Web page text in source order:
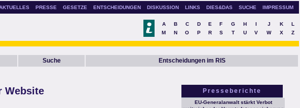
PRESSE GESETZE ENTSCHEIDUNGEN DISKUSSION LINKS DIES&DAS SUCHE IMPRESSUM
A B C D E F G H I J K
L
M
N O P R S T U V W X Z
Suche Entscheidungen im RIS
Website Presseberichte
EU-Generalanwalt stärkt Verbot